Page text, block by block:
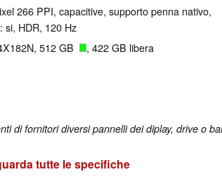
266 PPI, capacitive, supporto penna nativo,
si, HDR, 120 Hz
512 GB , 422 GB libera
di fornitori diversi pannelli dei diplay, drive o
tutte le specifiche